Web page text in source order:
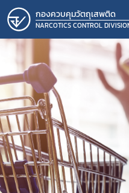
กองควบคุมวัตถุเสพติด
NARCOTICS CONTROL